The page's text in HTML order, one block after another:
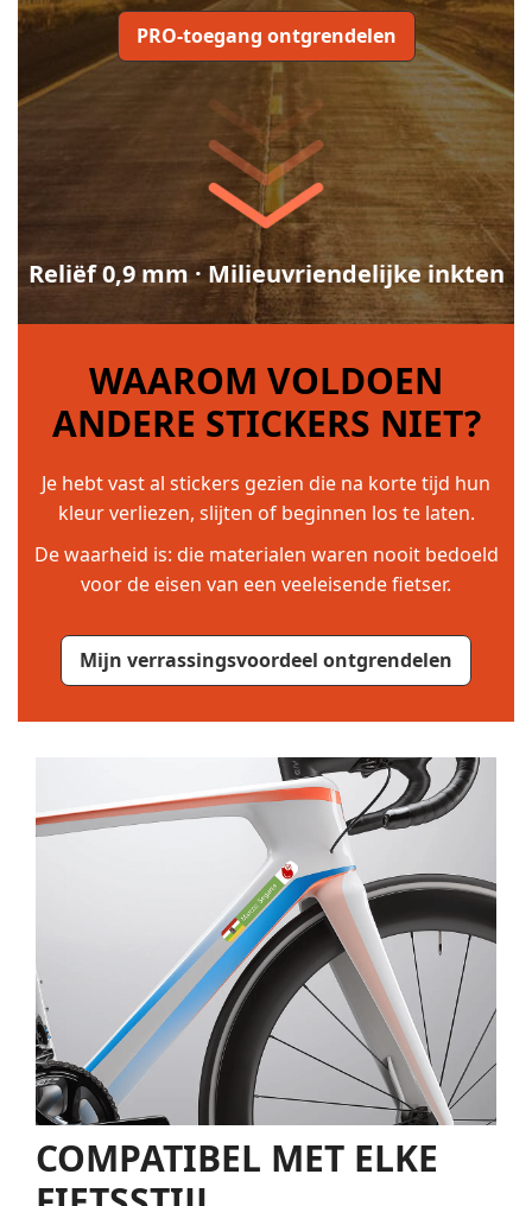
PRO-toegang ontgrendelen
Reliëf 0,9 mm · Milieuvriendelijke inkten
WAAROM VOLDOEN
ANDERE STICKERS NIET?
Je hebt vast al stickers gezien die na korte tijd hun
kleur verliezen, slijten of beginnen los te laten.
De waarheid is: die materialen waren nooit bedoeld
voor de eisen van een veeleisende fietser.
Mijn verrassingsvoordeel ontgrendelen
COMPATIBEL MET ELKE